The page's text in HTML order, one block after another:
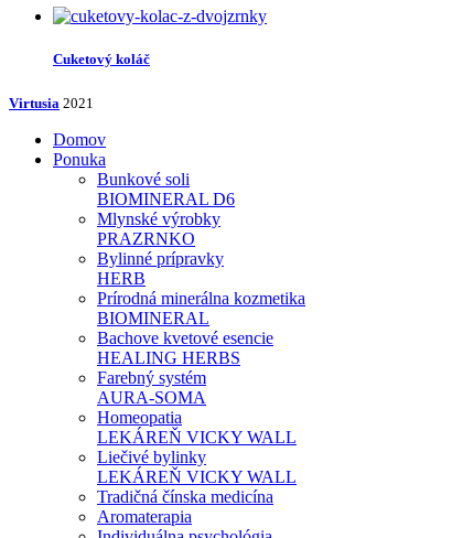
Cuketový koláč
Virtusia 2021
Domov
Ponuka
Bunkové soli
BIOMINERAL D6
Mlynské výrobky
PRAZRNKO
Bylinné prípravky
HERB
Prírodná minerálna kozmetika
BIOMINERAL
Bachove kvetové esencie
HEALING HERBS
Farebný systém
AURA-SOMA
Homeopatia
LEKÁREŇ VICKY WALL
Liečivé bylinky
LEKÁREŇ VICKY WALL
Tradičná čínska medicína
Aromaterapia